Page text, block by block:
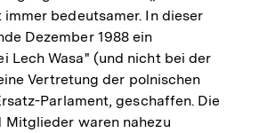
bedeutsamer. In dieser
Dezember 1988 ein
Lech Wasa" (und nicht bei der
Vertretung der polnischen
Parlament, geschaffen. Die
Mitglieder waren nahezu